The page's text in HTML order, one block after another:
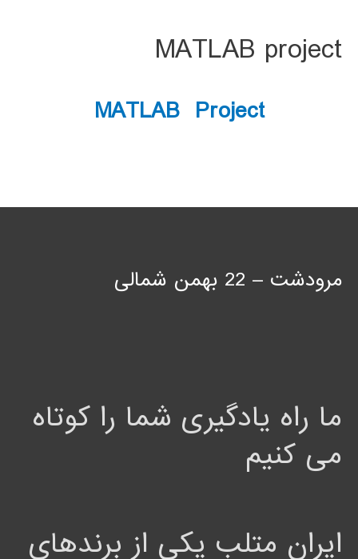
MATLAB project
MATLAB Project
مرودشت – 22 بهمن شمالی
ما راه یادگیری شما را کوتاه
می کنیم
ایران متلب یکی از برندهای